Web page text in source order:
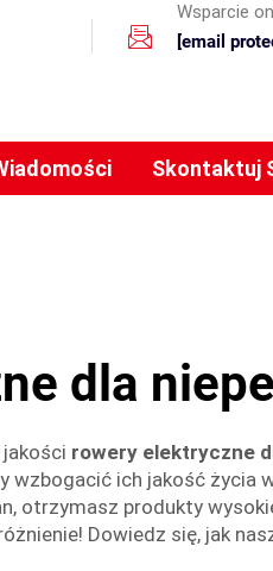
Wsparcie
[email
Skontaktuj
dla
rowery elektryczne
wzbogacić ich jakość
otrzymasz produkty
Dowiedz się, jak